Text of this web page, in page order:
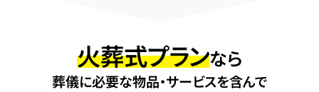
火葬式プランなら
葬儀に必要な物品・サービスを含んで